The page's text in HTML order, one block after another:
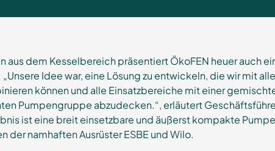
aus dem Kesselbereich präsentiert ÖkoFEN heuer auch
Idee war, eine Lösung zu entwickeln, die wir mit
können und alle Einsatzbereiche mit einer
Pumpengruppe abzudecken.“, erläutert
ist eine breit einsetzbare und äußerst kompakte
der namhaften Ausrüster ESBE und Wilo.